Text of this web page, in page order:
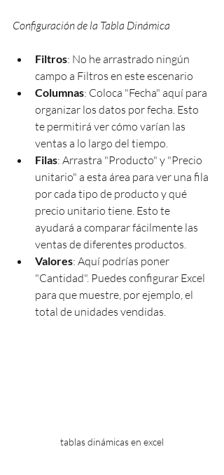
Configuración de la Tabla Dinámica
Filtros: No he arrastrado ningún
campo a Filtros en este escenario
Columnas: Coloca "Fecha" aquí para
organizar los datos por fecha. Esto
te permitirá ver cómo varían las
ventas a lo largo del tiempo.
Filas: Arrastra "Producto" y "Precio
unitario" a esta área para ver una fila
por cada tipo de producto y qué
precio unitario tiene. Esto te
ayudará a comparar fácilmente las
ventas de diferentes productos.
Valores: Aquí podrías poner
"Cantidad". Puedes configurar Excel
para que muestre, por ejemplo, el
total de unidades vendidas.
tablas dinámicas en excel